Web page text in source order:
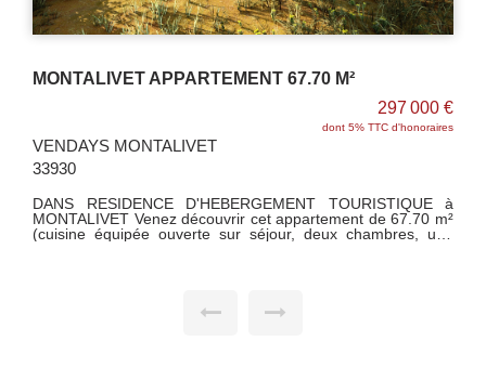
MONTALIVET APPARTEMENT 77,90 M²
297 000 €
dont 5% TTC d'honoraires
VENDAYS MONTALIVET
33930
DANS UNE RESIDENCE D'HEBERGEMENT TOURISTIQUE
à MONTALIVET Venez découvrir cet appartement de 77,90
m² (cuisine équipée ouverte sur séjour, deux chambres, un